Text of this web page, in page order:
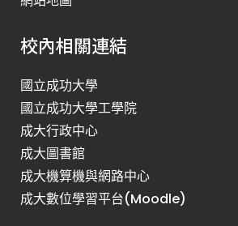
校內相關連結
國立成功大學
國立成功大學工學院
成大行政中心
成大圖書館
成大機算機與網路中心
成大數位學習平台(Moodle)